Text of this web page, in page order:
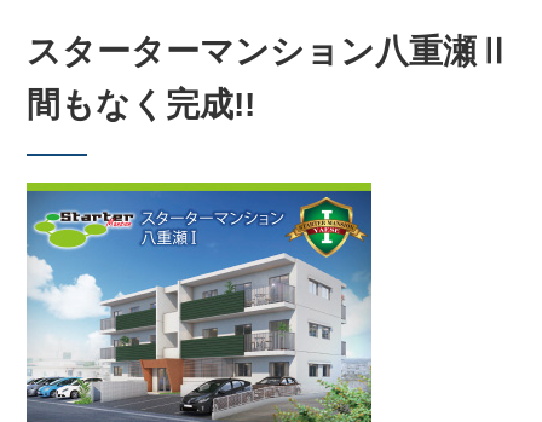
スターターマンション八重瀬Ⅱ
間もなく完成!!